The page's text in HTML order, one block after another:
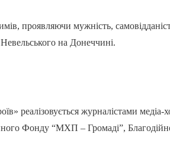
проявляючи мужність,
на Донеччині.
реалізовується журналістами
Фонду “МХП – Громаді”,